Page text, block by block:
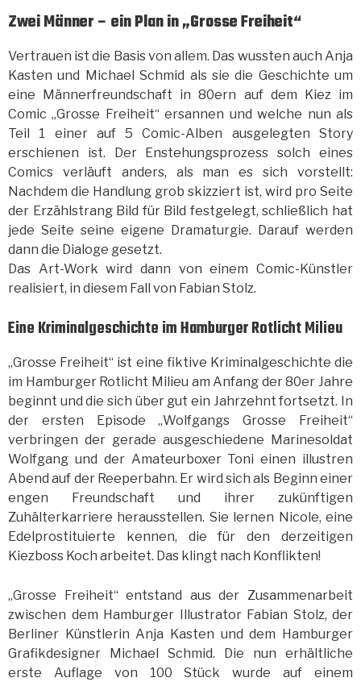
Zwei Männer – ein Plan in „Grosse Freiheit“
Vertrauen ist die Basis von allem. Das wussten auch Anja
Kasten und Michael Schmid als sie die Geschichte um
eine Männerfreundschaft in 80ern auf dem Kiez im
Comic „Grosse Freiheit“ ersannen und welche nun als
Teil 1 einer auf 5 Comic-Alben ausgelegten Story
erschienen ist. Der Enstehungsprozess solch eines
Comics verläuft anders, als man es sich vorstellt:
Nachdem die Handlung grob skizziert ist, wird pro Seite
der Erzählstrang Bild für Bild festgelegt, schließlich hat
jede Seite seine eigene Dramaturgie. Darauf werden
dann die Dialoge gesetzt.
Das Art-Work wird dann von einem Comic-Künstler
realisiert, in diesem Fall von Fabian Stolz.
Eine Kriminalgeschichte im Hamburger Rotlicht Milieu
„Grosse Freiheit“ ist eine fiktive Kriminalgeschichte die
im Hamburger Rotlicht Milieu am Anfang der 80er Jahre
beginnt und die sich über gut ein Jahrzehnt fortsetzt. In
der ersten Episode „Wolfgangs Grosse Freiheit“
verbringen der gerade ausgeschiedene Marinesoldat
Wolfgang und der Amateurboxer Toni einen illustren
Abend auf der Reeperbahn. Er wird sich als Beginn einer
engen Freundschaft und ihrer zukünftigen
Zuhälterkarriere herausstellen. Sie lernen Nicole, eine
Edelprostituierte kennen, die für den derzeitigen
Kiezboss Koch arbeitet. Das klingt nach Konflikten!
„Grosse Freiheit“ entstand aus der Zusammenarbeit
zwischen dem Hamburger Illustrator Fabian Stolz, der
Berliner Künstlerin Anja Kasten und dem Hamburger
Grafikdesigner Michael Schmid. Die nun erhältliche
erste Auflage von 100 Stück wurde auf einem